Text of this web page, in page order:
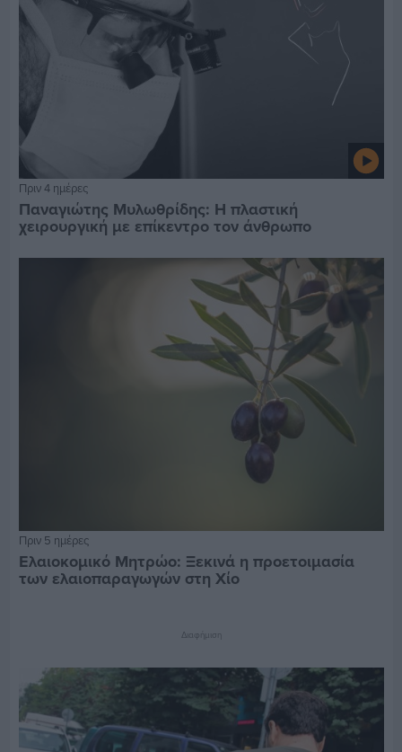
Πριν 4 ημέρες
Παναγιώτης Μυλωθρίδης: Η πλαστική
χειρουργική με επίκεντρο τον άνθρωπο
Πριν 5 ημέρες
Ελαιοκομικό Μητρώο: Ξεκινά η προετοιμασία
των ελαιοπαραγωγών στη Χίο
Διαφήμιση